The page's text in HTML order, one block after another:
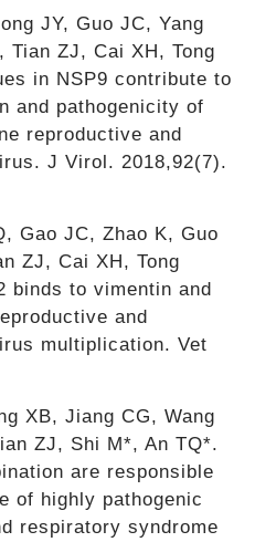
JY, Guo JC, Yang
Tian ZJ, Cai XH, Tong
in NSP9 contribute to
and pathogenicity of
reproductive and
J Virol. 2018,92(7).
Gao JC, Zhao K, Guo
ZJ, Cai XH, Tong
binds to vimentin and
and
multiplication. Vet
XB, Jiang CG, Wang
ZJ, Shi M*, An TQ*.
are responsible
of highly pathogenic
respiratory syndrome